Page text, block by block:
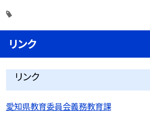
リンク
リンク
愛知県教育委員会義務教育課